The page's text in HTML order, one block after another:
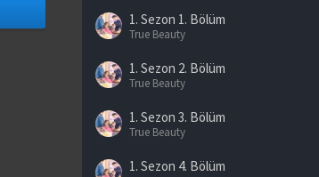
1. Sezon 1. Bölüm
True Beauty
1. Sezon 2. Bölüm
True Beauty
1. Sezon 3. Bölüm
True Beauty
1. Sezon 4. Bölüm